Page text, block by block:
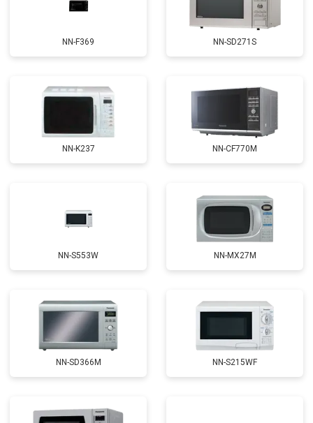
NN-F369 NN-SD271S
NN-K237 NN-CF770M
NN-S553W NN-MX27M
NN-SD366M NN-S215WF